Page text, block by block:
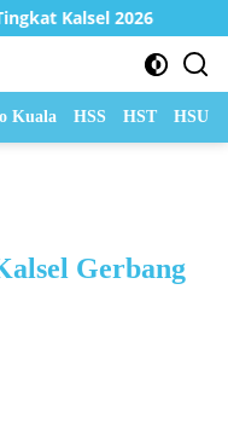
2026 Hadapi
Kuala HSS HST HSU
Gerbang